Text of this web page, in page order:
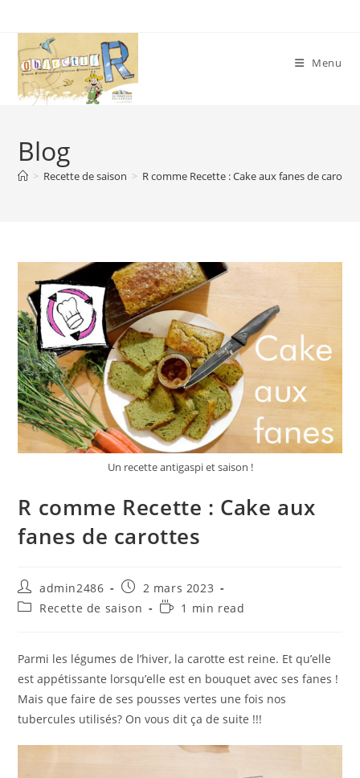
content
Menu
Blog
> Recette de saison > R comme Recette : Cake aux fanes de
Un recette antigaspi et saison !
R comme Recette : Cake aux
fanes de carottes
Auteur/autrice
de
admin2486
Publication
publiée :
2 mars 2023
PostRecette de saison
Temps1 min read
Parmi les légumes de l’hiver, la carotte est reine. Et qu’elle
est appétissante lorsqu’elle est en bouquet avec ses fanes !
Mais que faire de ses pousses vertes une fois nos
tubercules utilisés? On vous dit ça de suite !!!